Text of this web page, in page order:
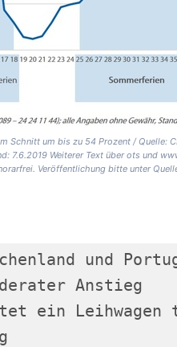
Schnitt um bis zu 54 Prozent / Quelle:
7.6.2019 Weiterer Text über ots und
Veröffentlichung bitte unter
und
Anstieg
ein Leihwagen